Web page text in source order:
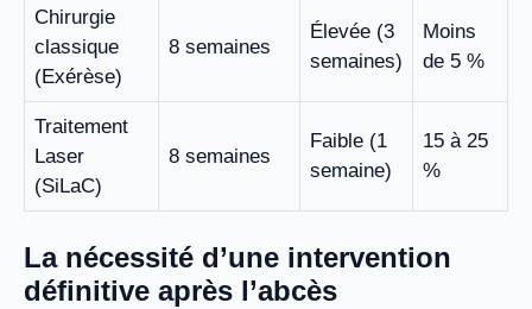
Chirurgie
classique
(Exérèse)
8 semaines
Élevée (3
semaines)
Moins
de 5 %
Traitement
Laser
(SiLaC)
8 semaines
Faible (1
semaine)
15 à 25
%
La nécessité d’une intervention
définitive après l’abcès